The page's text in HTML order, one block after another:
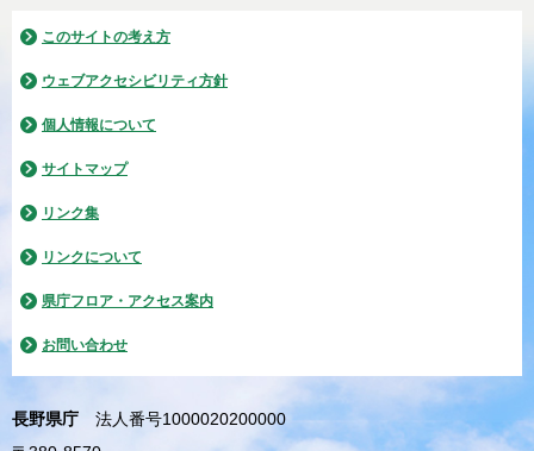
このサイトの考え方
ウェブアクセシビリティ方針
個人情報について
サイトマップ
リンク集
リンクについて
県庁フロア・アクセス案内
お問い合わせ
長野県庁
法人番号1000020200000